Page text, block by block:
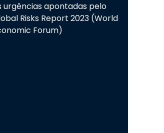
urgências apontadas pelo
Risks Report 2023 (World
Forum)